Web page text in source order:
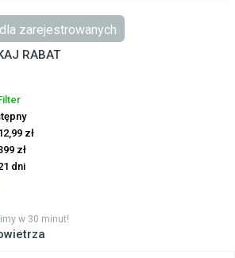
zarejestrowanych
RABAT
zł
zł
dni
w 30 minut!